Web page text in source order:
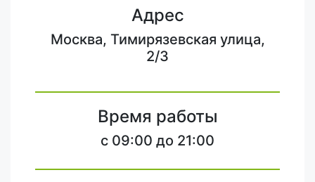
Адрес
Москва, Тимирязевская улица,
2/3
Время работы
c 09:00 до 21:00